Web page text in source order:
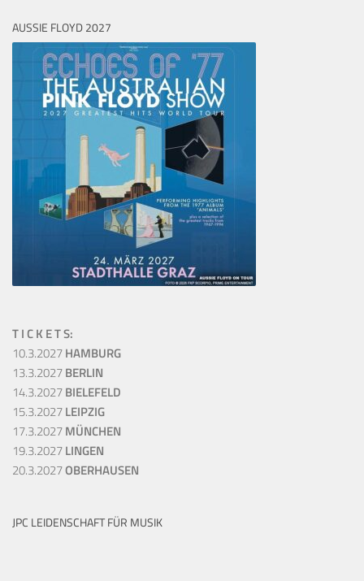
AUSSIE FLOYD 2027
T I C K E T S:
10.3.2027HAMBURG
13.3.2027BERLIN
14.3.2027BIELEFELD
15.3.2027LEIPZIG
17.3.2027MÜNCHEN
19.3.2027LINGEN
20.3.2027OBERHAUSEN
JPC LEIDENSCHAFT FÜR MUSIK